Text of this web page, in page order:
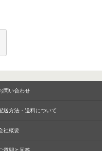
問い合わせ
送方法・送料について
社概要